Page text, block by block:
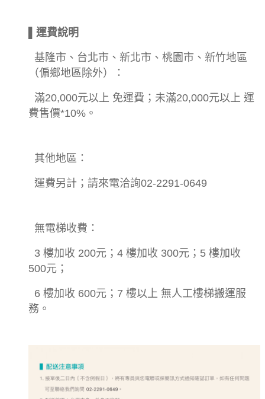
▌運費說明
基隆市、台北市、新北市、桃園市、新竹地區
（偏鄉地區除外）：
滿20,000元以上 免運費；未滿20,000元以上 運
費售價*10%。
其他地區：
運費另計；請來電洽詢02-2291-0649
無電梯收費：
3 樓加收 200元；4 樓加收 300元；5 樓加收
500元；
6 樓加收 600元；7 樓以上 無人工樓梯搬運服
務。